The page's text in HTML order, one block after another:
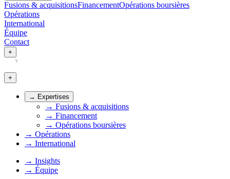
Fusions & acquisitionsFinancementOpérations boursières
Opérations
International
Équipe
Contact
+
+
→ Expertises
→ Fusions & acquisitions
→ Financement
→ Opérations boursières
→ Opérations
→ International
→ Insights
→ Équipe